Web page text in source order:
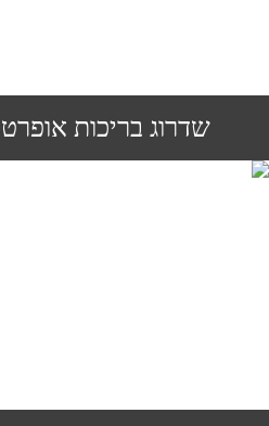
שדרוג בריכות